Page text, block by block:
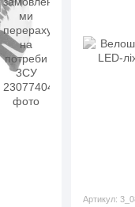
Артикул: